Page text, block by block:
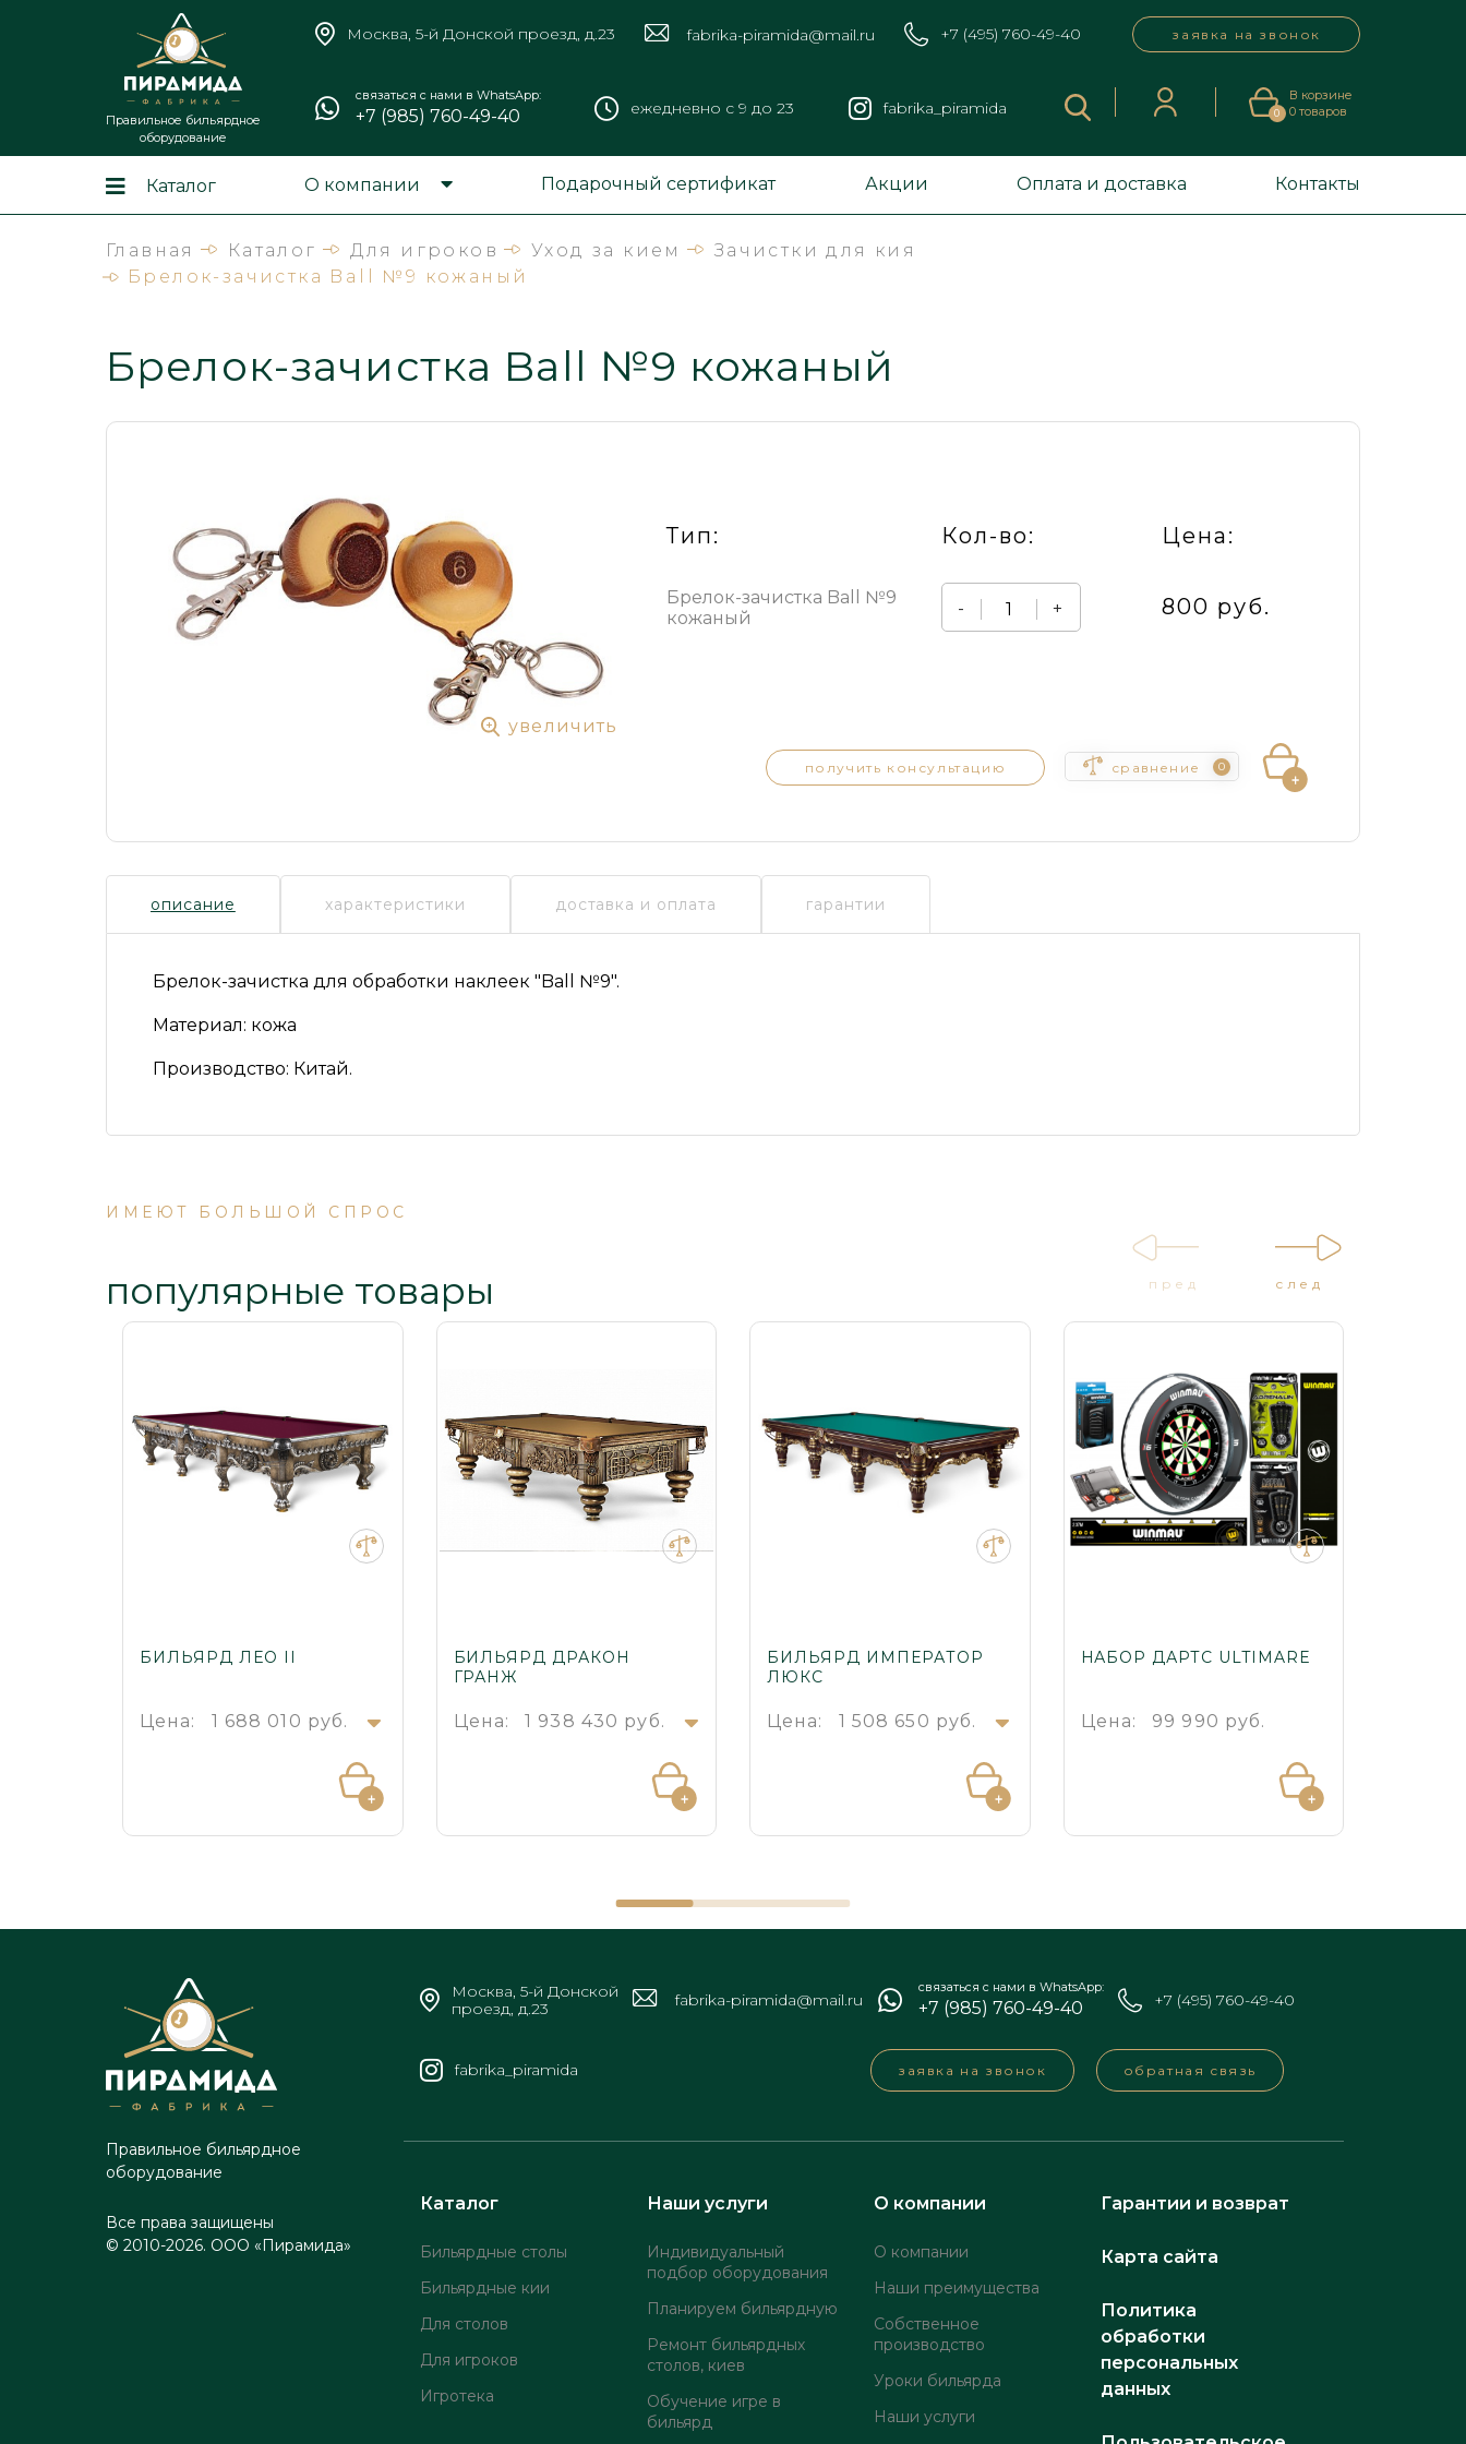
Правильное бильярдное
оборудование
Москва, 5-й Донской проезд, д.23 fabrika-piramida@mail.ru +7 (495) 760-49-40 заявка на звонок
связаться с нами в WhatsApp:
+7 (985) 760-49-40 ежедневно с 9 до 23 fabrika_piramida 0
В корзине
0товаров
Каталог О компании Подарочный сертификат Акции Оплата и доставка Контакты
Главная Каталог Для игроков Уход за кием
Зачистки для кия
Брелок-зачистка Ball №9 кожаный
Брелок-зачистка Ball №9 кожаный
увеличить
Тип: Кол-во: Цена:
Брелок-зачистка Ball №9
кожаный
- + 800 руб.
получить консультацию сравнение 0
описание характеристики доставка и оплата гарантии
Брелок-зачистка для обработки наклеек "Ball №9".
Материал: кожа
Производство: Китай.
ИМЕЮТ БОЛЬШОЙ СПРОС
популярные товары
БИЛЬЯРД ЛЕО II
Цена: 1 688 010 руб.
БИЛЬЯРД ДРАКОН
ГРАНЖ
Цена: 1 938 430 руб.
БИЛЬЯРД ИМПЕРАТОР
ЛЮКС
Цена: 1 508 650 руб.
НАБОР ДАРТС ULTIMARE
Цена: 99 990 руб.
пред след
Правильное бильярдное
оборудование
Все права защищены
© 2010-2026. ООО «Пирамида»
Москва, 5-й Донской
проезд, д.23
fabrika-piramida@mail.ru
связаться с нами в WhatsApp:
+7 (985) 760-49-40 +7 (495) 760-49-40
fabrika_piramida заявка на звонок обратная связь
Каталог
Бильярдные столы
Бильярдные кии
Для столов
Для игроков
Игротека
Наши услуги
Индивидуальный
подбор оборудования
Планируем бильярдную
Ремонт бильярдных
столов, киев
Обучение игре в
бильярд
О компании
О компании
Наши преимущества
Собственное
производство
Уроки бильярда
Наши услуги
Гарантии и возврат
Карта сайта
Политика
обработки
персональных
данных